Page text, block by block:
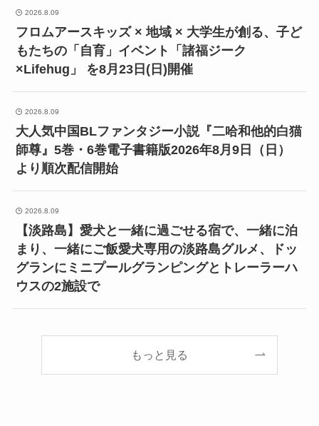
2026.8.09
フロムアースキッズ × 地域 × 大学生が創る、子ど
もたちの「自育」イベント「諸福ジーク
×Lifehug」 を8月23日(日)開催
2026.8.09
大人気中国BLファンタジー小説『二哈和他的白猫
師尊』5巻・6巻電子書籍版2026年8月9日（日）
より順次配信開始
2026.8.09
【淡路島】愛犬と一緒に過ごせる宿で、一緒に泊
まり、一緒にご飯愛犬専用の淡路島グルメ、ドッ
グランにミニプールグランピングとトレーラーハ
ウスの2施設で
もっと見る